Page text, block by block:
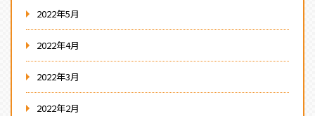
2022年5月
2022年4月
2022年3月
2022年2月